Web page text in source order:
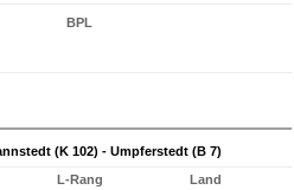
BPL
(K 102) - Umpferstedt (B 7)
L-Rang
Land